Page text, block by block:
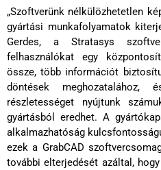
„Szoftverünk nélkülözhetetlen
gyártási munkafolyamatok
Gerdes, a Stratasys
felhasználókat egy
össze, több információt
döntések
részletességet nyújtunk
gyártásból eredhet. A
alkalmazhatóság
ezek a GrabCAD
további elterjedését azáltal,